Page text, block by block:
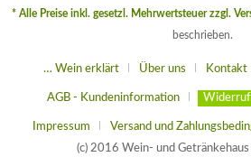
* Alle Preise inkl. gesetzl. Mehrwertsteuer zzgl.
beschrieben.
… Wein erklärt Über uns Kontakt
AGB - Kundeninformation Widerruf
Impressum Versand und
(c) 2016 Wein- und